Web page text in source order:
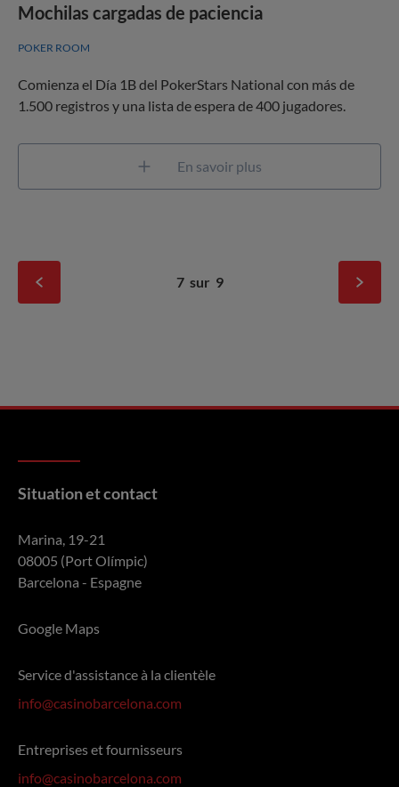
Mochilas cargadas de paciencia
POKER ROOM
Comienza el Día 1B del PokerStars National con más de
1.500 registros y una lista de espera de 400 jugadores.
En savoir plus
7 sur 9
Situation et contact
Marina, 19-21
08005 (Port Olímpic)
Barcelona - Espagne
Google Maps
Service d'assistance à la clientèle
info@casinobarcelona.com
Entreprises et fournisseurs
info@casinobarcelona.com